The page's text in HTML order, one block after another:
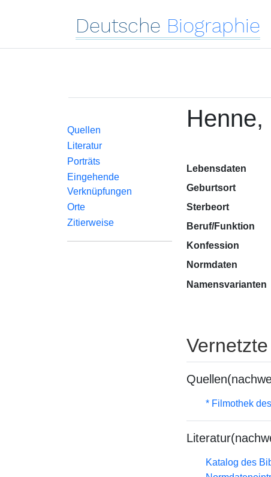
Deutsche Biographie
Quellen
Literatur
Porträts
Eingehende
Verknüpfungen
Orte
Zitierweise
Henne,
Lebensdaten
Geburtsort
Sterbeort
Beruf/Funktion
Konfession
Normdaten
Namensvarianten
* Filmothek
Katalog des